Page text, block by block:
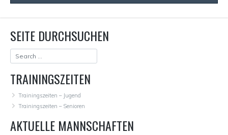
SEITE DURCHSUCHEN
TRAININGSZEITEN
Trainingszeiten – Jugend
Trainingszeiten – Senioren
AKTUELLE MANNSCHAFTEN